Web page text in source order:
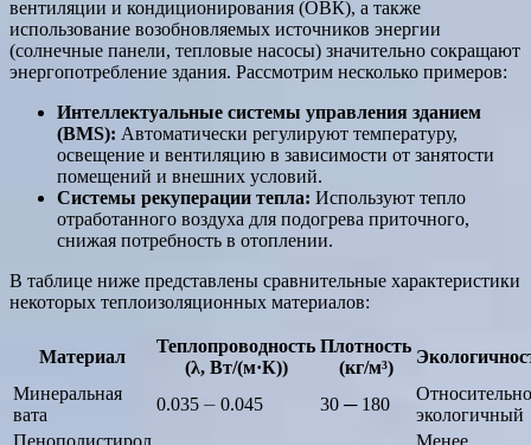
вентиляции и кондиционирования (ОВК), а также
использование возобновляемых источников энергии
(солнечные панели, тепловые насосы) значительно сокращают
энергопотребление здания. Рассмотрим несколько примеров:
Интеллектуальные системы управления зданием
(BMS): Автоматически регулируют температуру,
освещение и вентиляцию в зависимости от занятости
помещений и внешних условий.
Системы рекуперации тепла: Используют тепло
отработанного воздуха для подогрева приточного,
снижая потребность в отоплении.
В таблице ниже представлены сравнительные характеристики
некоторых теплоизоляционных материалов:
Материал
Теплопроводность
(λ, Вт/(м·К))
Плотность
(кг/м³)
Минеральная
вата
0.035 ⏤ 0.045 30 ─ 180
Относительно
экологичный
Пенополистирол
Менее